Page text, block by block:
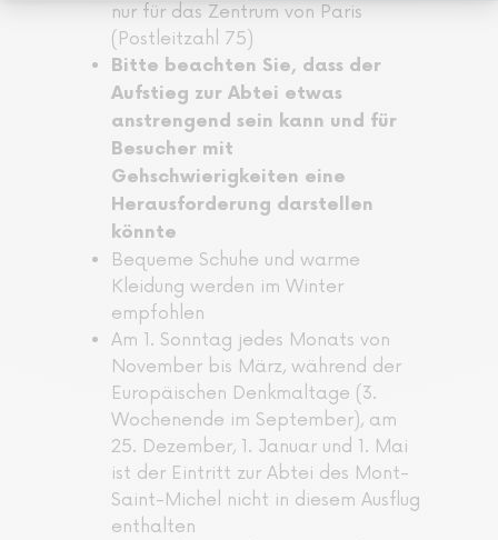
nur für das Zentrum von Paris
(Postleitzahl 75)
Bitte beachten Sie, dass der
Aufstieg zur Abtei etwas
anstrengend sein kann und für
Besucher mit
Gehschwierigkeiten eine
Herausforderung darstellen
könnte
Bequeme Schuhe und warme
Kleidung werden im Winter
empfohlen
Am 1. Sonntag jedes Monats von
November bis März, während der
Europäischen Denkmaltage (3.
Wochenende im September), am
25. Dezember, 1. Januar und 1. Mai
ist der Eintritt zur Abtei des Mont-
Saint-Michel nicht in diesem Ausflug
enthalten